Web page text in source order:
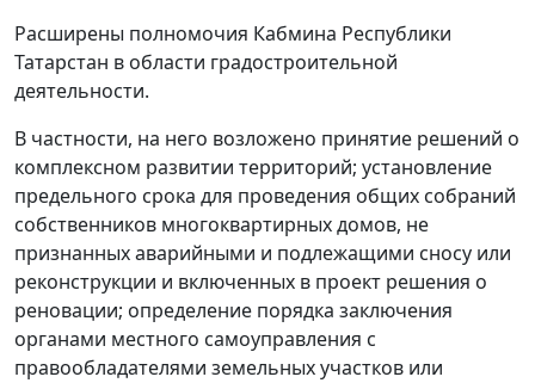
Расширены полномочия Кабмина Республики
Татарстан в области градостроительной
деятельности.
В частности, на него возложено принятие решений о
комплексном развитии территорий; установление
предельного срока для проведения общих собраний
собственников многоквартирных домов, не
признанных аварийными и подлежащими сносу или
реконструкции и включенных в проект решения о
реновации; определение порядка заключения
органами местного самоуправления с
правообладателями земельных участков или